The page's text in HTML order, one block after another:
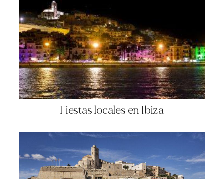
Fiestas locales en Ibiza